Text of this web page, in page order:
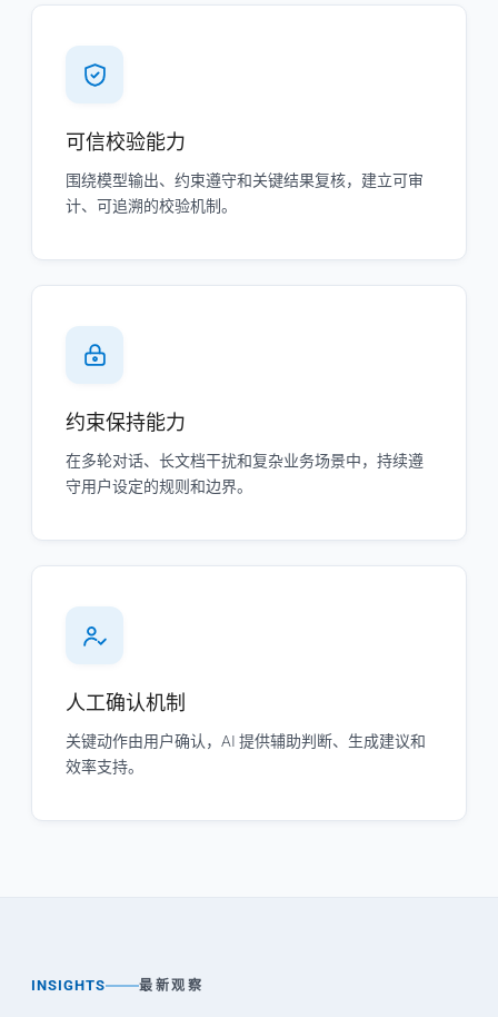
可信校验能力
围绕模型输出、约束遵守和关键结果复核，建立可审
计、可追溯的校验机制。
约束保持能力
在多轮对话、长文档干扰和复杂业务场景中，持续遵
守用户设定的规则和边界。
人工确认机制
关键动作由用户确认，AI 提供辅助判断、生成建议和
效率支持。
INSIGHTS 最新观察